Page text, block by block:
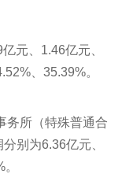
元、1.46亿元、
、35.39%。
务所（特殊普通合
别为6.36亿元、